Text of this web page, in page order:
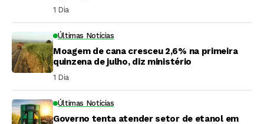
1 Dia ⁮
Últimas Notícias
Moagem de cana cresceu 2,6% na primeira
quinzena de julho, diz ministério
1 Dia ⁮
Últimas Notícias
Governo tenta atender setor de etanol em